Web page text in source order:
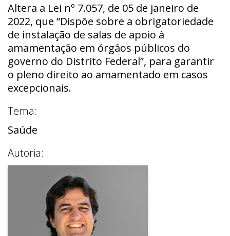
Altera a Lei nº 7.057, de 05 de janeiro de
2022, que “Dispõe sobre a obrigatoriedade
de instalação de salas de apoio à
amamentação em órgãos públicos do
governo do Distrito Federal”, para garantir
o pleno direito ao amamentado em casos
excepcionais.
Tema:
Saúde
Autoria: